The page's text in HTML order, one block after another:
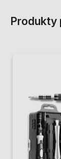
Produkty